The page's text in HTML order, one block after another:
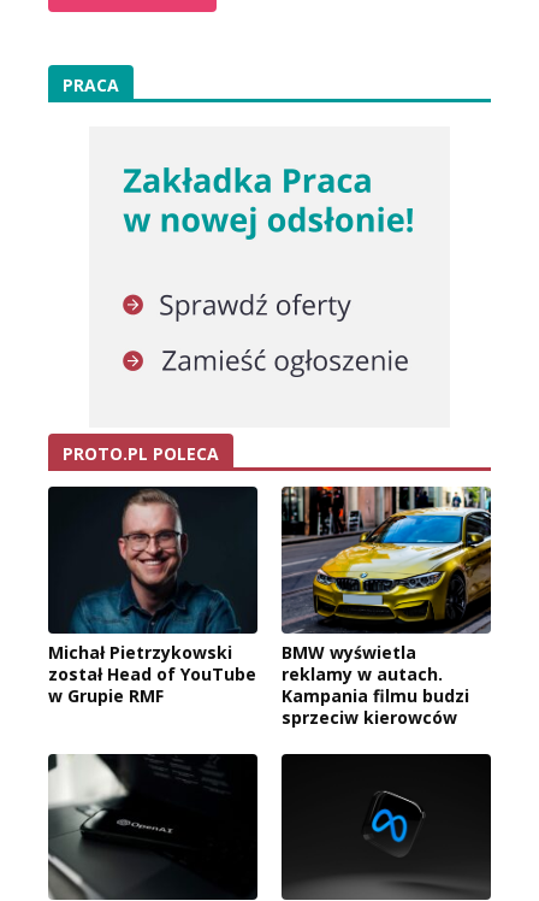
PRACA
PROTO.PL POLECA
Michał Pietrzykowski
został Head of YouTube
w Grupie RMF
BMW wyświetla
reklamy w autach.
Kampania filmu budzi
sprzeciw kierowców